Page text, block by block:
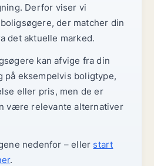
Derfor viser vi
der matcher din
det aktuelle marked.
kan afvige fra din
på eksempelvis boligtype,
eller pris, men de er
være relevante alternativer
nedenfor – eller start
.